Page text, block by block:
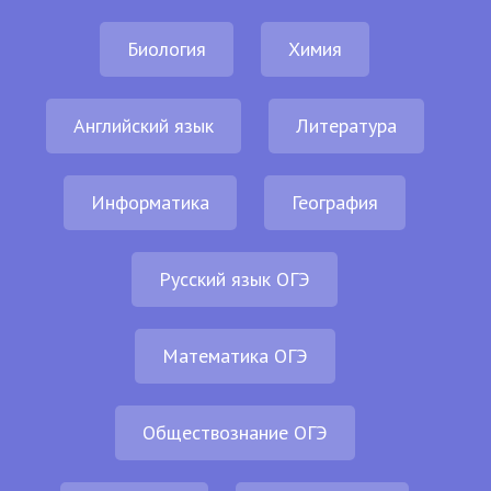
Биология Химия
Английский язык Литература
Информатика География
Русский язык ОГЭ
Математика ОГЭ
Обществознание ОГЭ